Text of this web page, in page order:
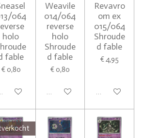
064
holo
fable
€ 0,80
winkelwagen
Weavile
014/064
reverse
holo
Shroude
d fable
€ 0,80
In winkelwagen
Revavro
om ex
015/064
Shroude
d fable
€ 4,95
Houd mij op